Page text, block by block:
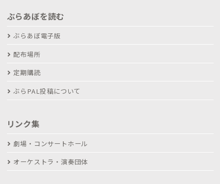
ぶらあぼを読む
ぶらあぼ電子版
配布場所
定期購読
ぶらPAL投稿について
リンク集
劇場・コンサートホール
オーケストラ・演奏団体